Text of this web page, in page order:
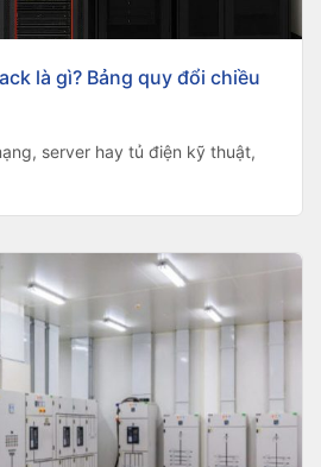
là gì? Bảng quy đổi chiều
server hay tủ điện kỹ thuật,